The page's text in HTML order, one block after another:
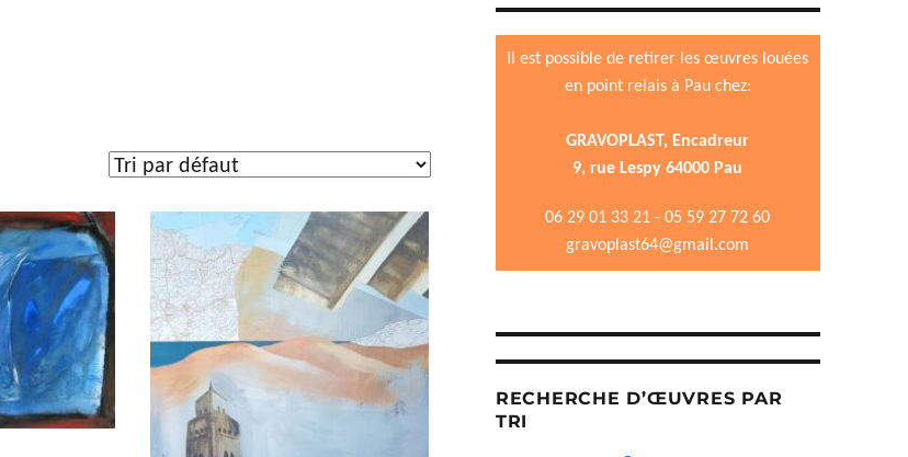
(13)
Il est possible de retirer les œuvres louées
en point relais à Pau chez:
GRAVOPLAST, Encadreur
9, rue Lespy 64000 Pau
06 29 01 33 21 - 05 59 27 72 60
gravoplast64@gmail.com
RECHERCHE D’ŒUVRES PAR
TRI